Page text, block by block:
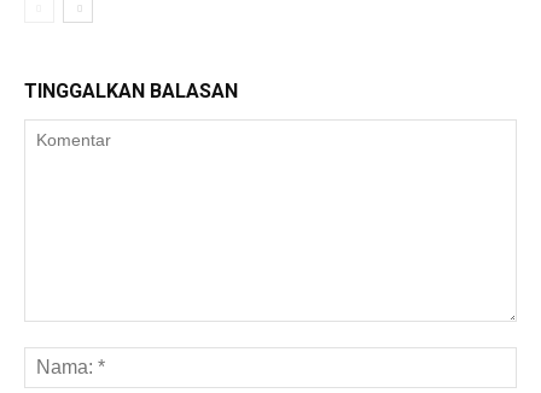
TINGGALKAN BALASAN